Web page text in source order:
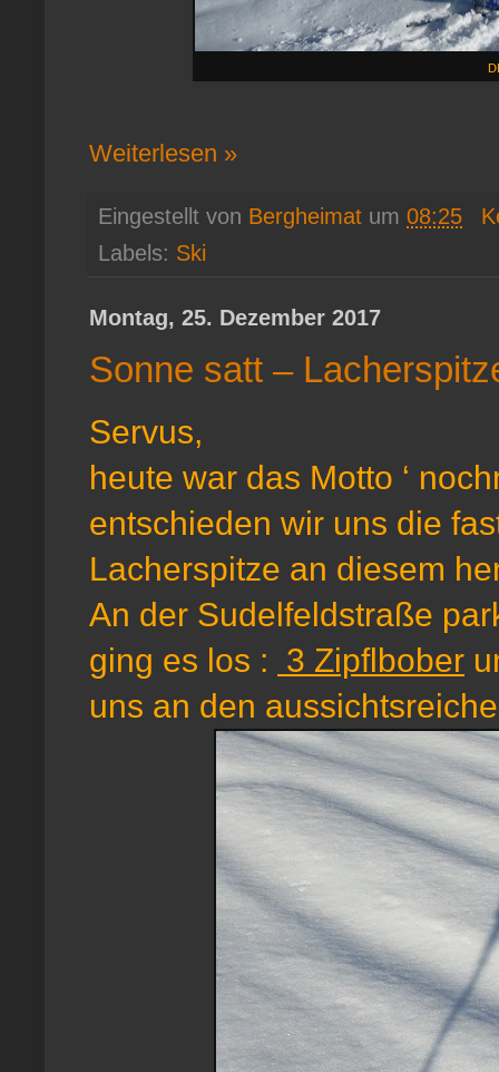
Weiterlesen »
Eingestellt von Bergheimat um 08:25
Labels: Ski
Montag, 25. Dezember 2017
Sonne satt –
Servus,
heute war das Motto ‘
entschieden wir uns die
Lacherspitze an diesem
An der Sudelfeldstraße
ging es los : 3 Zipflbober
uns an den